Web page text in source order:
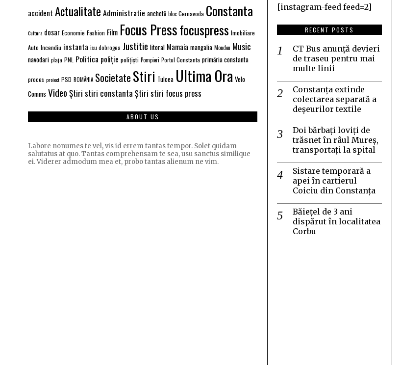
accident Actualitate Administratie anchetă bloc Cernavoda Constanta
Cultura dosar Economie Fashion Film Focus Pressfocuspress Imobiliare
Auto Incendiu instanta isu dobrogea Justitie litoral Mamaia mangalia Monden Music
navodari plaja PNL Politica poliție polițiști Pompieri Portul Constanta primăria constanta
proces proiect PSD ROMÂNIA Societate Stiri Tulcea Ultima Ora Velo
Comms Video Știri stiri constanta Știri stiri focus press
ABOUT US
Labore nonumes te vel, vis id errem tantas tempor. Solet quidam
salutatus at quo. Tantas comprehensam te sea, usu sanctus similique
ei. Viderer admodum mea et, probo tantas alienum ne vim.
[instagram-feed feed=2]
RECENT POSTS
CT Bus anunță devieri
de traseu pentru mai
multe linii
Constanța extinde
colectarea separată a
deșeurilor textile
Doi bărbați loviți de
trăsnet în râul Mureș,
transportați la spital
Sistare temporară a
apei în cartierul
Coiciu din Constanța
Băiețel de 3 ani
dispărut în localitatea
Corbu